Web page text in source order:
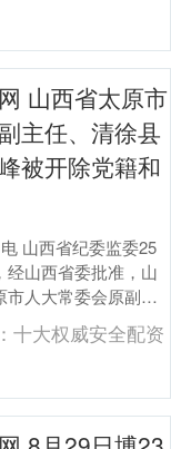
山西省太原市
主任、清徐县
被开除党籍和
山西省纪委监委25
经山西省委批准，山
人大常委会原副主
王剑峰严重违纪违法
十大权威安全配资